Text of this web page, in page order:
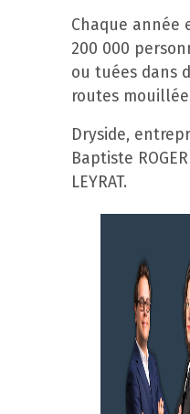
Chaque année
200 000
ou tuées dans
routes
Dryside,
Baptiste
LEYRAT.